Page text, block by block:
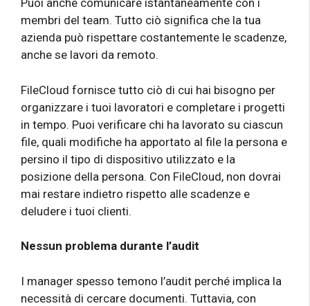
Puoi anche comunicare istantaneamente con i
membri del team. Tutto ciò significa che la tua
azienda può rispettare costantemente le scadenze,
anche se lavori da remoto.
FileCloud fornisce tutto ciò di cui hai bisogno per
organizzare i tuoi lavoratori e completare i progetti
in tempo. Puoi verificare chi ha lavorato su ciascun
file, quali modifiche ha apportato al file la persona e
persino il tipo di dispositivo utilizzato e la
posizione della persona. Con FileCloud, non dovrai
mai restare indietro rispetto alle scadenze e
deludere i tuoi clienti.
Nessun problema durante l’audit
I manager spesso temono l’audit perché implica la
necessità di cercare documenti. Tuttavia, con